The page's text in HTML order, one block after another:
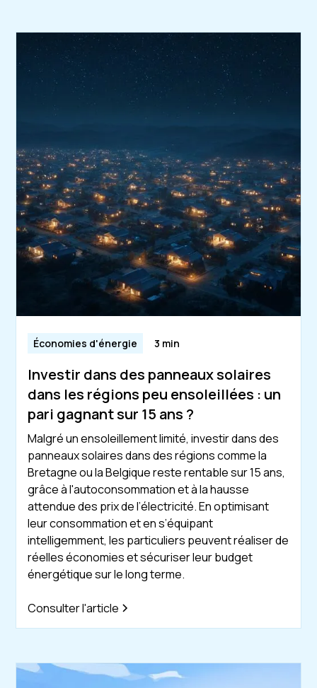
Économies d'énergie 3 min
Investir dans des panneaux solaires
dans les régions peu ensoleillées : un
pari gagnant sur 15 ans ?
Malgré un ensoleillement limité, investir dans des
panneaux solaires dans des régions comme la
Bretagne ou la Belgique reste rentable sur 15 ans,
grâce à l'autoconsommation et à la hausse
attendue des prix de l’électricité. En optimisant
leur consommation et en s’équipant
intelligemment, les particuliers peuvent réaliser de
réelles économies et sécuriser leur budget
énergétique sur le long terme.
Consulter l'article